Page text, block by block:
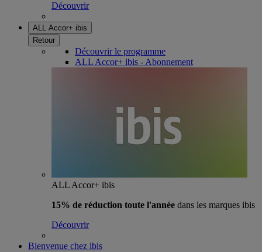
Découvrir
ALL Accor+ ibis
Retour
Découvrir le programme
ALL Accor+ ibis - Abonnement
ALL Accor+ ibis
15% de réduction toute l'année dans les marques ibis
Découvrir
Bienvenue chez ibis